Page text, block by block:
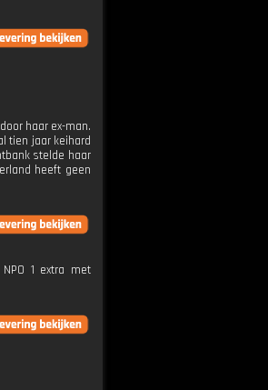
haar ex-man.
tien jaar keihard
stelde haar
heeft geen
1 extra met